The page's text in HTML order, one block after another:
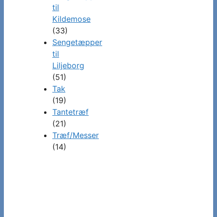
til
Kildemose
(33)
Sengetæpper
til
Liljeborg
(51)
Tak
(19)
Tantetræf
(21)
Træf/Messer
(14)